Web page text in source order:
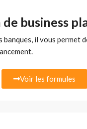
business
banques, il vous permet
Voir les formules